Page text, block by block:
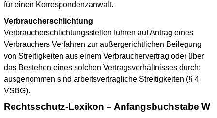
für einen Korrespondenzanwalt.
Verbraucherschlichtung
Verbraucherschlichtungsstellen führen auf Antrag eines
Verbrauchers Verfahren zur außergerichtlichen Beilegung
von Streitigkeiten aus einem Verbrauchervertrag oder über
das Bestehen eines solchen Vertragsverhältnisses durch;
ausgenommen sind arbeitsvertragliche Streitigkeiten (§ 4
VSBG).
Rechtsschutz-Lexikon – Anfangsbuchstabe W